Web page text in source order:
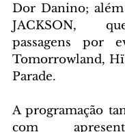
Dor Danino;
JACKSON,
passagens por
Tomorrowland,
Parade.
A programação
com